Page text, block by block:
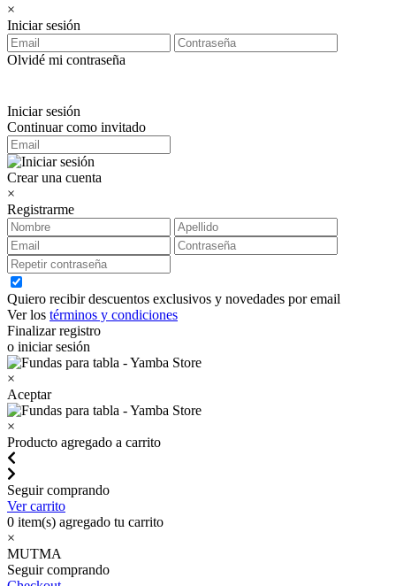
×
Iniciar sesión
Olvidé mi contraseña
Iniciar sesión
Continuar como invitado
Crear una cuenta
×
Registrarme
Quiero recibir descuentos exclusivos y novedades por email
Ver los términos y condiciones
Finalizar registro
o iniciar sesión
×
Aceptar
×
Producto agregado a carrito
Seguir comprando
Ver carrito
0 item(s) agregado tu carrito
×
MUTMA
Seguir comprando